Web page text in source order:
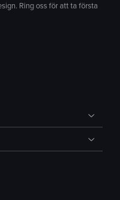
Ring oss för att ta första